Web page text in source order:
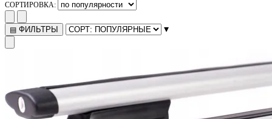
СОРТИРОВКА:
▤ ФИЛЬТРЫ ▾